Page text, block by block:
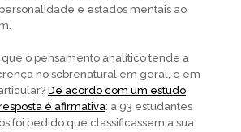
e estados mentais ao
o pensamento analítico tende a
no sobrenatural em geral, e em
De acordo com um estudo
é afirmativa: a 93 estudantes
foi pedido que classificassem a sua